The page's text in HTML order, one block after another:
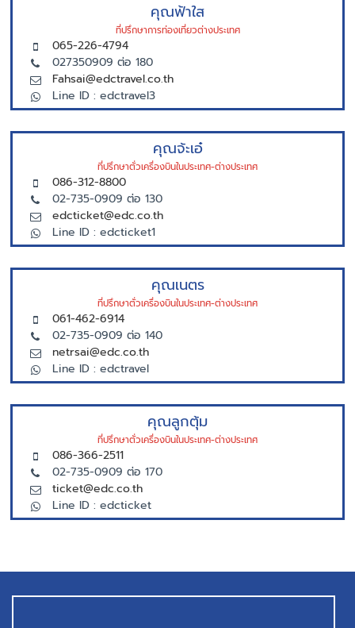
คุณฟ้าใส
ที่ปรึกษาการท่องเที่ยวต่างประเทศ
065-226-4794
027350909 ต่อ 180
Fahsai@edctravel.co.th
Line ID : edctravel3
คุณจ้ะเอ๋
ที่ปรึกษาตั่วเครื่องบินในประเทศ-ต่างประเทศ
086-312-8800
02-735-0909 ต่อ 130
edcticket@edc.co.th
Line ID : edcticket1
คุณเนตร
ที่ปรึกษาตั่วเครื่องบินในประเทศ-ต่างประเทศ
061-462-6914
02-735-0909 ต่อ 140
netrsai@edc.co.th
Line ID : edctravel
คุณลูกตุ้ม
ที่ปรึกษาตั่วเครื่องบินในประเทศ-ต่างประเทศ
086-366-2511
02-735-0909 ต่อ 170
ticket@edc.co.th
Line ID : edcticket